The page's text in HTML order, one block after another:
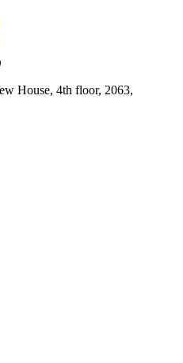
House, 4th floor, 2063,